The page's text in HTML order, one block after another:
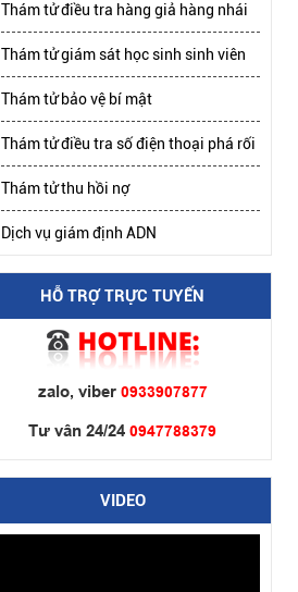
Thám tử điều tra hàng giả hàng nhái
Thám tử giám sát học sinh sinh viên
Thám tử bảo vệ bí mật
Thám tử điều tra số điện thoại phá rối
Thám tử thu hồi nợ
Dịch vụ giám định ADN
HỖ TRỢ TRỰC TUYẾN
zalo, viber 0933907877
Tư vân 24/24 0947788379
VIDEO